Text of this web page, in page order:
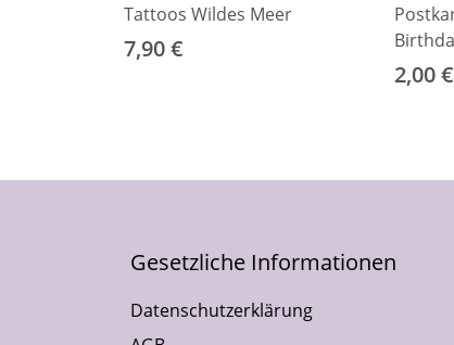
Tattoos Wildes Meer
7,90 €
2,00 €
Gesetzliche Informationen
Datenschutzerklärung